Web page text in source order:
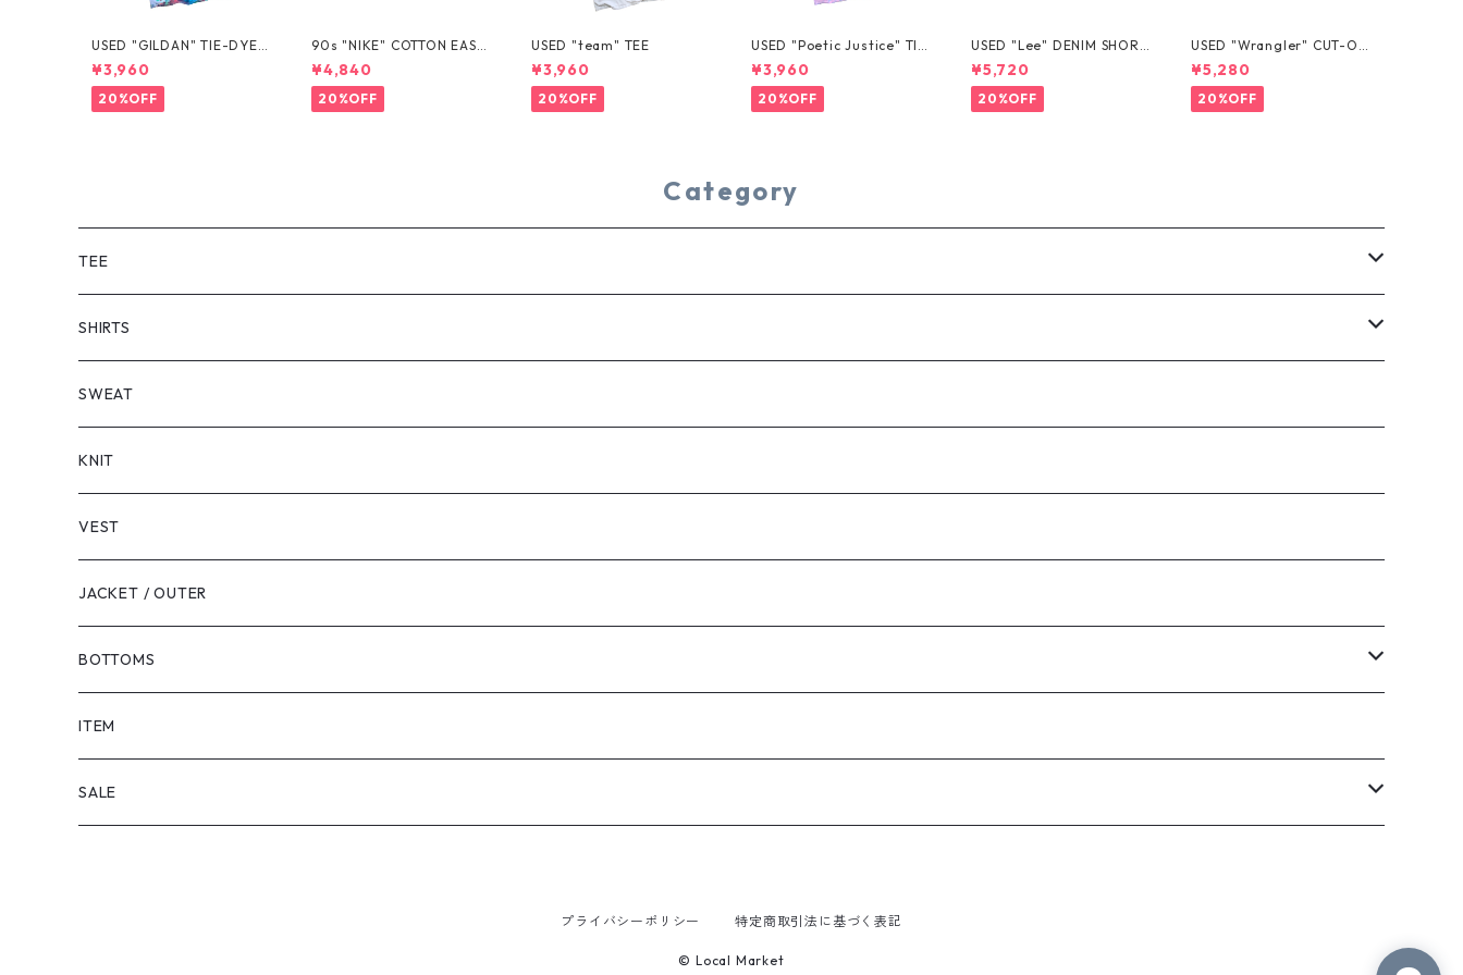
USED "GILDAN" TIE-DYE T
EE
¥3,960
20%OFF
90s "NIKE" COTTON EASY
SHORTS
¥4,840
20%OFF
USED "team" TEE
¥3,960
20%OFF
USED "Poetic Justice" TIE
-DYE TEE
¥3,960
20%OFF
USED "Lee" DENIM SHORT
S
¥5,720
20%OFF
USED "Wrangler" CUT-OF
F DENIM SHORTS
¥5,280
20%OFF
Category
TEE
SHORT SLEEVE
LONG SLEEVE
SHIRTS
SHORT SLEEVE
LONG SLEEVE
SWEAT
KNIT
VEST
JACKET / OUTER
BOTTOMS
SHORTS
PANTS
ITEM
SALE
プライバシーポリシー 特定商取引法に基づく表記
© Local Market